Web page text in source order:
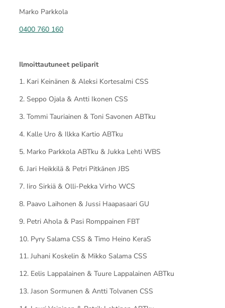
Marko Parkkola
0400 760 160
Ilmoittautuneet peliparit
1. Kari Keinänen & Aleksi Kortesalmi CSS
2. Seppo Ojala & Antti Ikonen CSS
3. Tommi Tauriainen & Toni Savonen ABTku
4. Kalle Uro & Ilkka Kartio ABTku
5. Marko Parkkola ABTku & Jukka Lehti WBS
6. Jari Heikkilä & Petri Pitkänen JBS
7. Iiro Sirkiä & Olli-Pekka Virho WCS
8. Paavo Laihonen & Jussi Haapasaari GU
9. Petri Ahola & Pasi Romppainen FBT
10. Pyry Salama CSS & Timo Heino KeraS
11. Juhani Koskelin & Mikko Salama CSS
12. Eelis Lappalainen & Tuure Lappalainen ABTku
13. Jason Sormunen & Antti Tolvanen CSS